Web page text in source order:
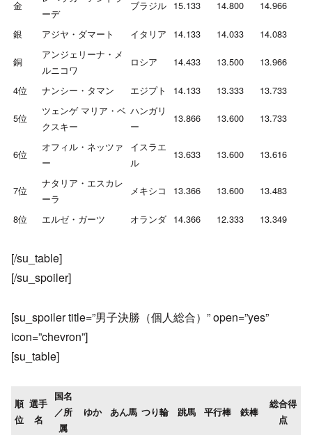
金
ーデ
ブラジル 15.133 14.800 14.966
銀 アジヤ・ダマート イタリア 14.133 14.033 14.083
銅
アンジェリーナ・メ
ルニコワ
ロシア 14.433 13.500 13.966
4位 ナンシー・タマン エジプト 14.133 13.333 13.733
5位
ツェンゲ マリア・ベ
クスキー
ハンガリ
ー
13.866 13.600 13.733
6位
オフィル・ネッツァ
ー
イスラエ
ル
13.633 13.600 13.616
7位
ナタリア・エスカレ
ーラ
メキシコ 13.366 13.600 13.483
8位 エルゼ・ガーツ オランダ 14.366 12.333 13.349
[/su_table]
[/su_spoiler]
[su_spoiler title=”男子決勝（個人総合）” open=”yes”
icon=”chevron”]
[su_table]
順
位
選手
名
国名
／所
属
ゆか あん馬 つり輪 跳馬 平行棒 鉄棒
総合得
点